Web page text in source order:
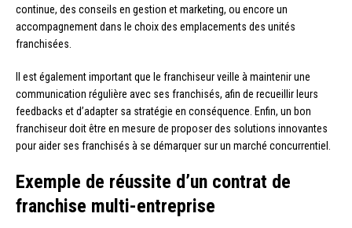
continue, des conseils en gestion et marketing, ou encore un
accompagnement dans le choix des emplacements des unités
franchisées.
Il est également important que le franchiseur veille à maintenir une
communication régulière avec ses franchisés, afin de recueillir leurs
feedbacks et d’adapter sa stratégie en conséquence. Enfin, un bon
franchiseur doit être en mesure de proposer des solutions innovantes
pour aider ses franchisés à se démarquer sur un marché concurrentiel.
Exemple de réussite d’un contrat de
franchise multi-entreprise